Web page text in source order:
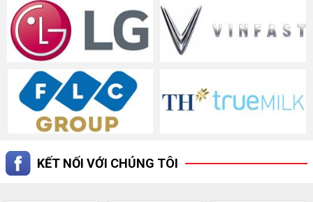
KẾT NỐI VỚI CHÚNG TÔI